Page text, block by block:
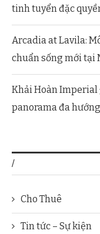
tinh tuyển đặc
Arcadia at Lavila:
chuẩn sống mới tại
Khải Hoàn Imperial
panorama đa
/
Cho Thuê
Tin tức – Sự kiện